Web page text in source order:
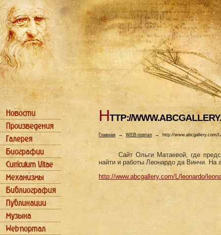
HTTP://
Главная→ WEB-портал → http://www.abcgallery.com/
Сайт Ольги Матаевой, где
найти и работы Леонардо да Винчи. На
http://www.abcgallery.com/L/leonardo/